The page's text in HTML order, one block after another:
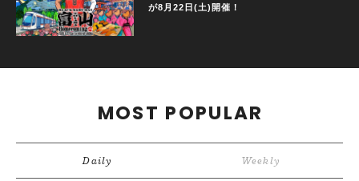
が8月22日(土)開催！
MOST POPULAR
Daily Weekly